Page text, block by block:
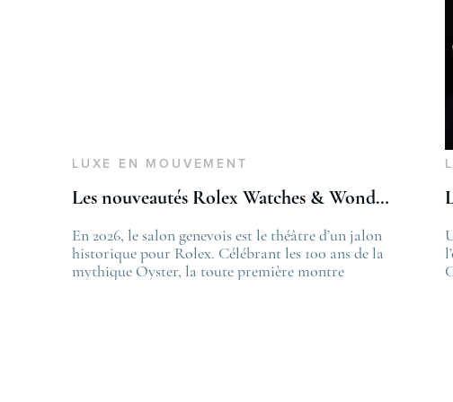
LUXE EN MOUVEMENT
Les nouveautés Rolex Watches & Wonders 2026
En 2026, le salon genevois est le théâtre d’un jalon
historique pour Rolex. Célébrant les 100 ans de la
mythique Oyster, la toute première montre
Les
first